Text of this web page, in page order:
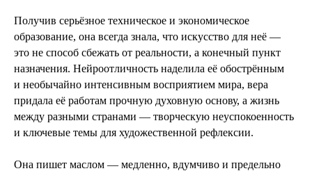
Получив серьёзное техническое и экономическое
образование, она всегда знала, что искусство для неё —
это не способ сбежать от реальности, а конечный пункт
назначения. Нейроотличность наделила её обострённым
и необычайно интенсивным восприятием мира, вера
придала её работам прочную духовную основу, а жизнь
между разными странами — творческую неуспокоенность
и ключевые темы для художественной рефлексии.
Она пишет маслом — медленно, вдумчиво и предельно